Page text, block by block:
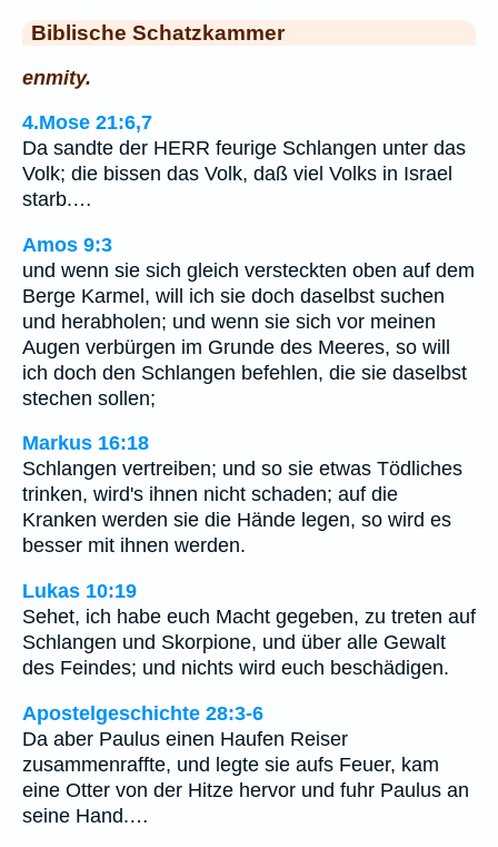
Biblische Schatzkammer
enmity.
4.Mose 21:6,7
Da sandte der HERR feurige Schlangen unter das
Volk; die bissen das Volk, daß viel Volks in Israel
starb.…
Amos 9:3
und wenn sie sich gleich versteckten oben auf dem
Berge Karmel, will ich sie doch daselbst suchen
und herabholen; und wenn sie sich vor meinen
Augen verbürgen im Grunde des Meeres, so will
ich doch den Schlangen befehlen, die sie daselbst
stechen sollen;
Markus 16:18
Schlangen vertreiben; und so sie etwas Tödliches
trinken, wird's ihnen nicht schaden; auf die
Kranken werden sie die Hände legen, so wird es
besser mit ihnen werden.
Lukas 10:19
Sehet, ich habe euch Macht gegeben, zu treten auf
Schlangen und Skorpione, und über alle Gewalt
des Feindes; und nichts wird euch beschädigen.
Apostelgeschichte 28:3-6
Da aber Paulus einen Haufen Reiser
zusammenraffte, und legte sie aufs Feuer, kam
eine Otter von der Hitze hervor und fuhr Paulus an
seine Hand.…